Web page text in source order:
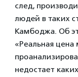
след,
людей в таких
Камбоджа. Об
«Реальная цена
недостает